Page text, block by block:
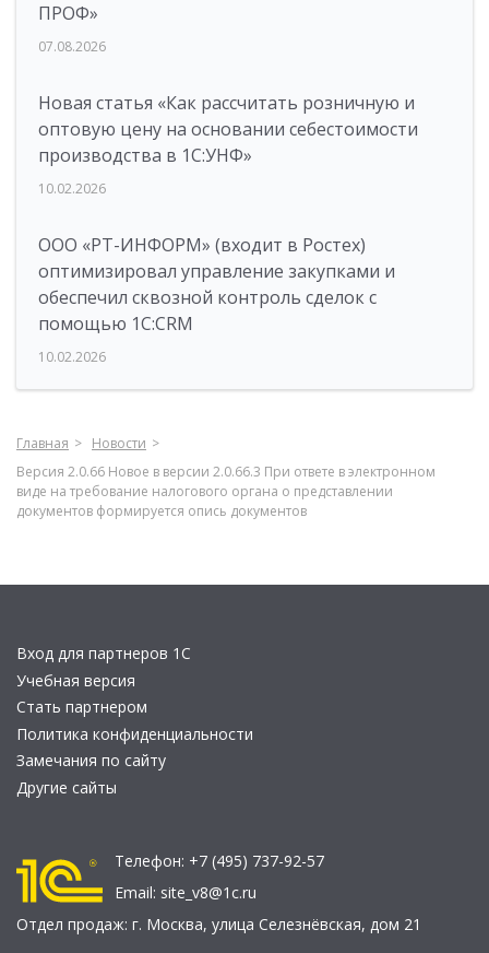
ПРОФ»
07.08.2026
Новая статья «Как рассчитать розничную и
оптовую цену на основании себестоимости
производства в 1С:УНФ»
10.02.2026
ООО «РТ-ИНФОРМ» (входит в Ростех)
оптимизировал управление закупками и
обеспечил сквозной контроль сделок с
помощью 1С:CRM
10.02.2026
Главная
Новости
Версия 2.0.66 Новое в версии 2.0.66.3 При ответе в электронном
виде на требование налогового органа о представлении
документов формируется опись документов
Вход для партнеров 1С
Учебная версия
Стать партнером
Политика конфиденциальности
Замечания по сайту
Другие сайты
Телефон: +7 (495) 737-92-57
Email: site_v8@1c.ru
Отдел продаж: г. Москва, улица Селезнёвская, дом 21